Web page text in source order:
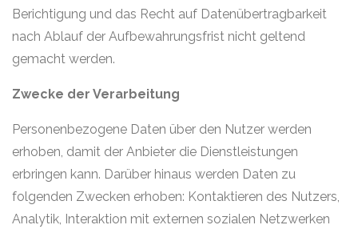
Berichtigung und das Recht auf Datenübertragbarkeit
nach Ablauf der Aufbewahrungsfrist nicht geltend
gemacht werden.
Zwecke der Verarbeitung
Personenbezogene Daten über den Nutzer werden
erhoben, damit der Anbieter die Dienstleistungen
erbringen kann. Darüber hinaus werden Daten zu
folgenden Zwecken erhoben: Kontaktieren des Nutzers,
Analytik, Interaktion mit externen sozialen Netzwerken